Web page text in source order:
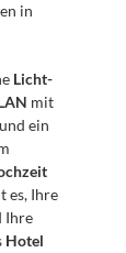
in
Licht-
mit
es, Ihre
Hotel